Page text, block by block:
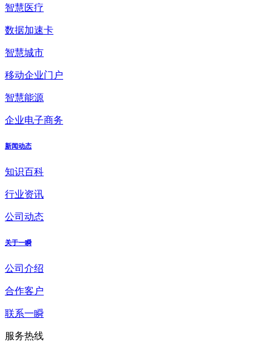
智慧医疗
数据加速卡
智慧城市
移动企业门户
智慧能源
企业电子商务
新闻动态
知识百科
行业资讯
公司动态
关于一瞬
公司介绍
合作客户
联系一瞬
服务热线